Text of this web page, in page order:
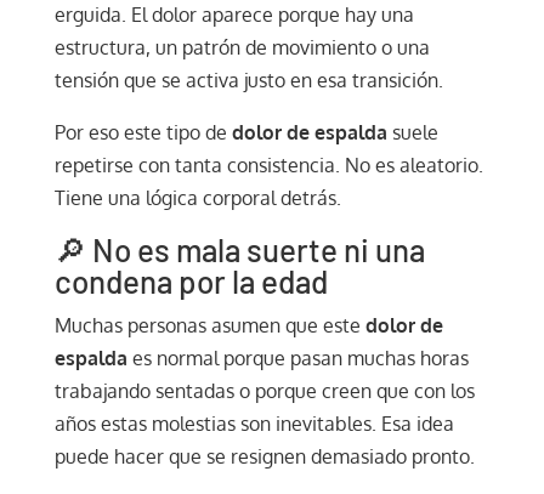
erguida. El dolor aparece porque hay una
estructura, un patrón de movimiento o una
tensión que se activa justo en esa transición.
Por eso este tipo de dolor de espalda suele
repetirse con tanta consistencia. No es aleatorio.
Tiene una lógica corporal detrás.
🔎 No es mala suerte ni una
condena por la edad
Muchas personas asumen que este dolor de
espalda es normal porque pasan muchas horas
trabajando sentadas o porque creen que con los
años estas molestias son inevitables. Esa idea
puede hacer que se resignen demasiado pronto.